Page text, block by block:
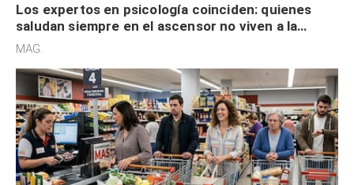
Los expertos en psicología coinciden: quienes
saludan siempre en el ascensor no viven a la
defensiva y tienen apertura social
MAG.